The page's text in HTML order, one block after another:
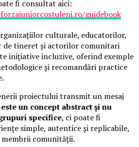
fi consultat aici:
guidebook
culturale, educatorilor,
tineret și actorilor comunitari
inițiative incluzive, oferind exemple
și recomandări practice
proiectului transmit un mesaj
un concept abstract și nu
specifice, ci poate fi
simple, autentice și replicabile,
comunității.